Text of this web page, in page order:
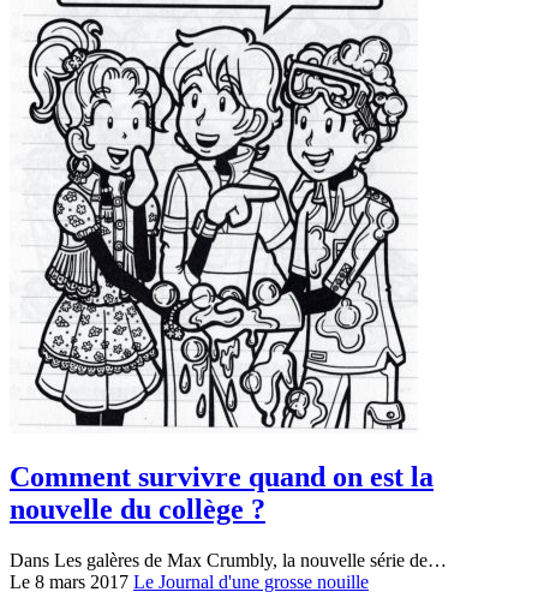
Comment survivre quand on est la
nouvelle du collège ?
Dans Les galères de Max Crumbly, la nouvelle série de…
Le 8 mars 2017 Le Journal d'une grosse nouille